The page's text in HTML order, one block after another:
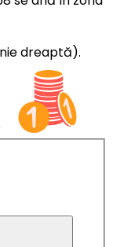
dreaptă).